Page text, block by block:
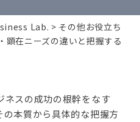
Lab.
その他お役立ち
顕在ニーズの違いと把握する
ネスの成功の根幹をなす
の本質から具体的な把握方